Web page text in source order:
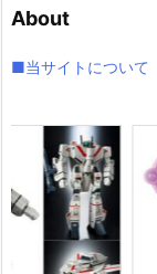
ブ
About
■当サイトについて